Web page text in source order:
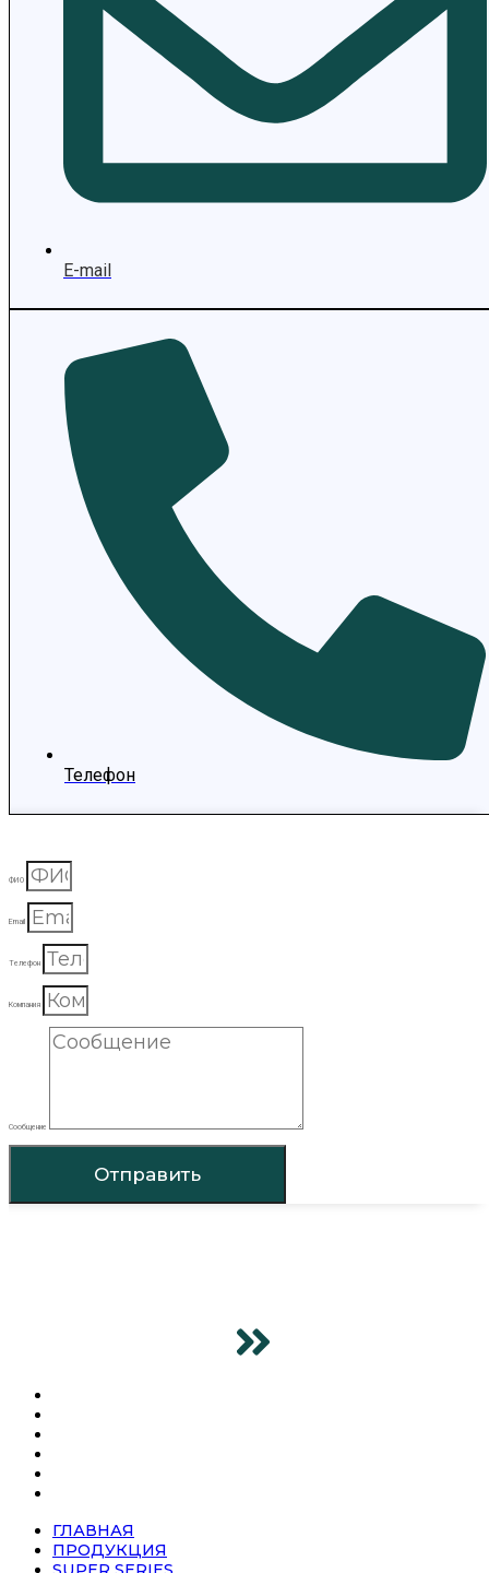
E-mail
Телефон
ФИО
Email
Телефон
Компания
Сообщение
Отправить
ГЛАВНАЯ
ПРОДУКЦИЯ